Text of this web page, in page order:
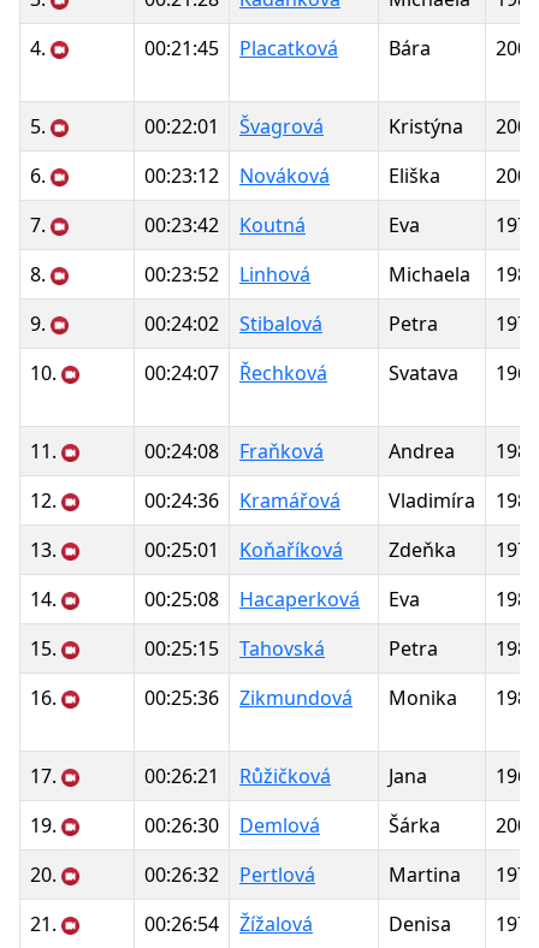
4.
00:21:45 Placatková Bára 2000
5. 00:22:01 Švagrová Kristýna
2000
6.
00:23:12 Nováková Eliška
2005
7.
00:23:42 Koutná Eva
1978
8.
00:23:52 Linhová Michaela
1983
9.
00:24:02 Stibalová Petra
1976
10.
00:24:07 Řechková Svatava 1967
11. 00:24:08 Fraňková Andrea
1989
12.
00:24:36 Kramářová Vladimíra
1986
13.
00:25:01 Koňaříková Zdeňka
1976
14.
00:25:08 Hacaperková Eva
1986
15.
00:25:15 Tahovská Petra
1984
16.
00:25:36 Zikmundová Monika 1986
17. 00:26:21 Růžičková Jana
1969
19.
00:26:30 Demlová Šárka
2000
20.
00:26:32 Pertlová Martina
1974
21.
00:26:54 Žížalová Denisa
1979